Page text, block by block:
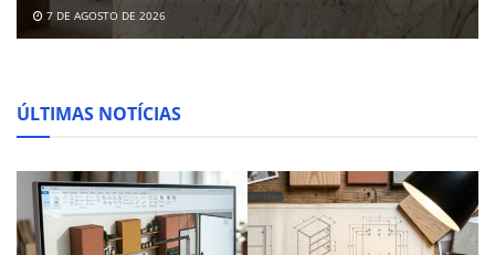
7 DE AGOSTO DE 2026
ÚLTIMAS NOTÍCIAS